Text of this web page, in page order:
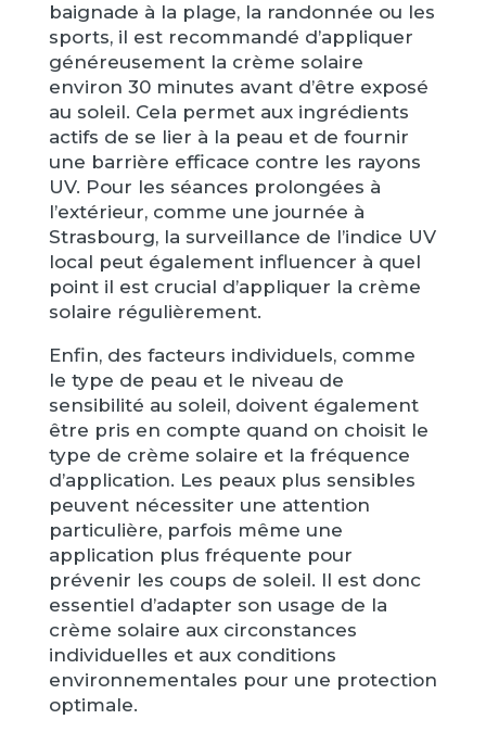
baignade à la plage, la randonnée ou les
sports, il est recommandé d’appliquer
généreusement la crème solaire
environ 30 minutes avant d’être exposé
au soleil. Cela permet aux ingrédients
actifs de se lier à la peau et de fournir
une barrière efficace contre les rayons
UV. Pour les séances prolongées à
l’extérieur, comme une journée à
Strasbourg, la surveillance de l’indice UV
local peut également influencer à quel
point il est crucial d’appliquer la crème
solaire régulièrement.
Enfin, des facteurs individuels, comme
le type de peau et le niveau de
sensibilité au soleil, doivent également
être pris en compte quand on choisit le
type de crème solaire et la fréquence
d’application. Les peaux plus sensibles
peuvent nécessiter une attention
particulière, parfois même une
application plus fréquente pour
prévenir les coups de soleil. Il est donc
essentiel d’adapter son usage de la
crème solaire aux circonstances
individuelles et aux conditions
environnementales pour une protection
optimale.